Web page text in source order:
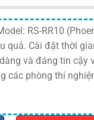
RS-RR10
quả. Cài đặt thời
và đáng tin cậy
các phòng thí